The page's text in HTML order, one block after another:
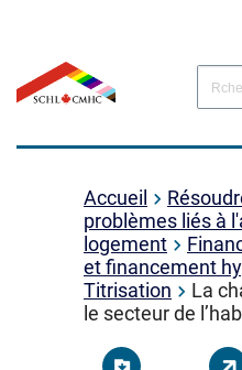
Accueil
problèmes liés à
logement
et financement
Titrisation
La
le secteur de